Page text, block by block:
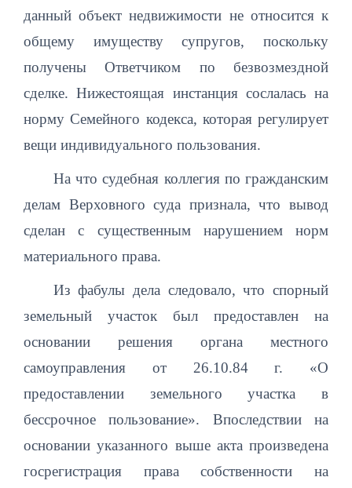
данный объект недвижимости не относится к
общему имуществу супругов, поскольку
получены Ответчиком по безвозмездной
сделке. Нижестоящая инстанция сослалась на
норму Семейного кодекса, которая регулирует
вещи индивидуального пользования.
На что судебная коллегия по гражданским
делам Верховного суда признала, что вывод
сделан с существенным нарушением норм
материального права.
Из фабулы дела следовало, что спорный
земельный участок был предоставлен на
основании решения органа местного
самоуправления от 26.10.84 г. «О
предоставлении земельного участка в
бессрочное пользование». Впоследствии на
основании указанного выше акта произведена
госрегистрация права собственности на